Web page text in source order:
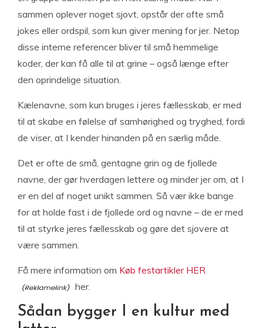
sammen oplever noget sjovt, opstår der ofte små
jokes eller ordspil, som kun giver mening for jer. Netop
disse interne referencer bliver til små hemmelige
koder, der kan få alle til at grine – også længe efter
den oprindelige situation.
Kælenavne, som kun bruges i jeres fællesskab, er med
til at skabe en følelse af samhørighed og tryghed, fordi
de viser, at I kender hinanden på en særlig måde.
Det er ofte de små, gentagne grin og de fjollede
navne, der gør hverdagen lettere og minder jer om, at I
er en del af noget unikt sammen. Så vær ikke bange
for at holde fast i de fjollede ord og navne – de er med
til at styrke jeres fællesskab og gøre det sjovere at
være sammen.
Få mere information om Køb festartikler HER
her.
Sådan bygger I en kultur med